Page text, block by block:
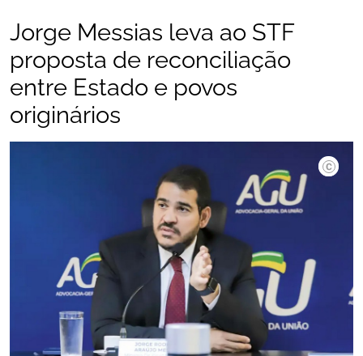
Jorge Messias leva ao STF
proposta de reconciliação
entre Estado e povos
originários
Renato